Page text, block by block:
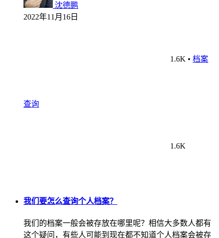
沈德鹏
2022年11月16日
1.6K • 档案
查询
1.6K
我们要怎么查询个人档案？
我们的档案一般会被存放在哪里呢？相信大多数人都有
这个疑问，有些人可能到现在都不知道个人档案会被存